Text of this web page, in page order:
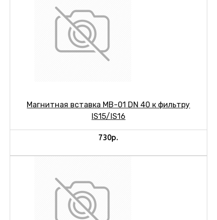
Магнитная вставка МВ-01 DN 40 к фильтру
IS15/IS16
730р.